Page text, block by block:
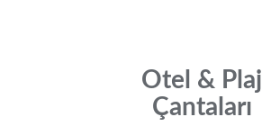
Otel & Plaj
Çantaları